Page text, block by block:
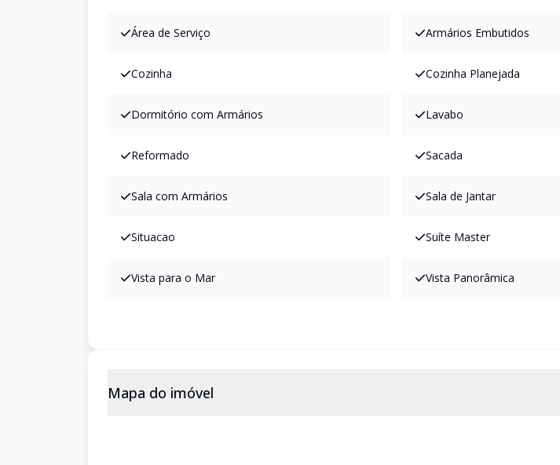
Área de Serviço Armários Embutidos
Cozinha Cozinha Planejada
Dormitório com Armários Lavabo
Reformado Sacada
Sala com Armários Sala de Jantar
Situacao Suíte Master
Vista para o Mar Vista Panorâmica
Mapa do imóvel